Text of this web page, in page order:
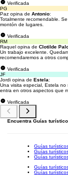
Verificada
PG
Paz opina de Antonio:
Totalmente recomendable.
montón de lugares.
Verificada
RM
Raquel opina de Clotilde
Un trabajo excelente.
recomendaremos a otros
Verificada
JF
Jordi opina de Estela:
Una visita especial, Estela
entra en otros aspectos que
Verificada
Encuentra Guías
Guías
Guías
Guías
Guías
Guías